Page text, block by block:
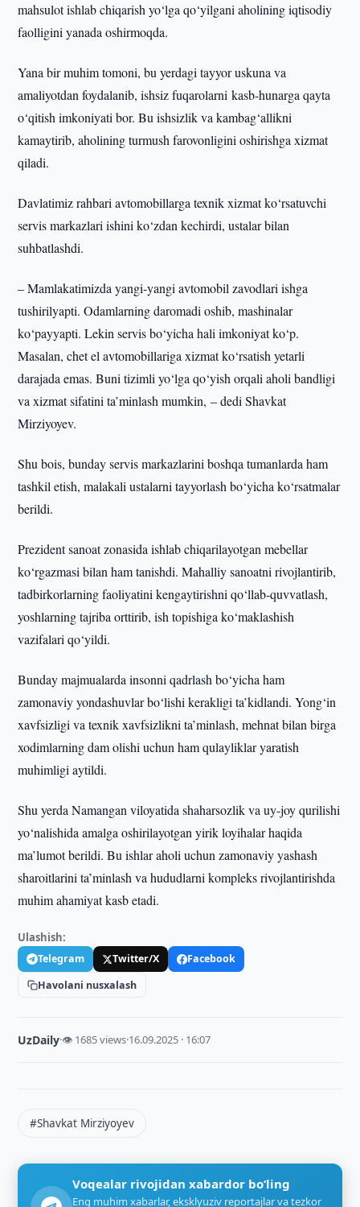
mahsulot ishlab chiqarish yo‘lga qo‘yilgani aholining iqtisodiy
faolligini yanada oshirmoqda.
Yana bir muhim tomoni, bu yerdagi tayyor uskuna va
amaliyotdan foydalanib, ishsiz fuqarolarni kasb-hunarga qayta
o‘qitish imkoniyati bor. Bu ishsizlik va kambag‘allikni
kamaytirib, aholining turmush farovonligini oshirishga xizmat
qiladi.
Davlatimiz rahbari avtomobillarga texnik xizmat ko‘rsatuvchi
servis markazlari ishini ko‘zdan kechirdi, ustalar bilan
suhbatlashdi.
– Mamlakatimizda yangi-yangi avtomobil zavodlari ishga
tushirilyapti. Odamlarning daromadi oshib, mashinalar
ko‘payyapti. Lekin servis bo‘yicha hali imkoniyat ko‘p.
Masalan, chet el avtomobillariga xizmat ko‘rsatish yetarli
darajada emas. Buni tizimli yo‘lga qo‘yish orqali aholi bandligi
va xizmat sifatini ta’minlash mumkin, – dedi Shavkat
Mirziyoyev.
Shu bois, bunday servis markazlarini boshqa tumanlarda ham
tashkil etish, malakali ustalarni tayyorlash bo‘yicha ko‘rsatmalar
berildi.
Prezident sanoat zonasida ishlab chiqarilayotgan mebellar
ko‘rgazmasi bilan ham tanishdi. Mahalliy sanoatni rivojlantirib,
tadbirkorlarning faoliyatini kengaytirishni qo‘llab-quvvatlash,
yoshlarning tajriba orttirib, ish topishiga ko‘maklashish
vazifalari qo‘yildi.
Bunday majmualarda insonni qadrlash bo‘yicha ham
zamonaviy yondashuvlar bo‘lishi kerakligi ta’kidlandi. Yong‘in
xavfsizligi va texnik xavfsizlikni ta’minlash, mehnat bilan birga
xodimlarning dam olishi uchun ham qulayliklar yaratish
muhimligi aytildi.
Shu yerda Namangan viloyatida shaharsozlik va uy-joy qurilishi
yo‘nalishida amalga oshirilayotgan yirik loyihalar haqida
ma’lumot berildi. Bu ishlar aholi uchun zamonaviy yashash
sharoitlarini ta’minlash va hududlarni kompleks rivojlantirishda
muhim ahamiyat kasb etadi.
Ulashish:
Telegram Twitter/X
Facebook
Havolani nusxalash
UzDaily·👁 1685 views·16.09.2025 · 16:07
#Shavkat Mirziyoyev
Voqealar rivojidan xabardor bo‘ling
Eng muhim xabarlar, eksklyuziv reportajlar va tezkor